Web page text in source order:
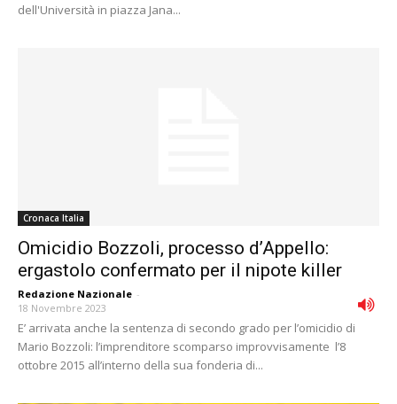
dell'Università in piazza Jana...
Cronaca Italia
Omicidio Bozzoli, processo d’Appello:
ergastolo confermato per il nipote killer
Redazione Nazionale -
18 Novembre 2023
E’ arrivata anche la sentenza di secondo grado per l’omicidio di
Mario Bozzoli: l’imprenditore scomparso improvvisamente l’8
ottobre 2015 all’interno della sua fonderia di...